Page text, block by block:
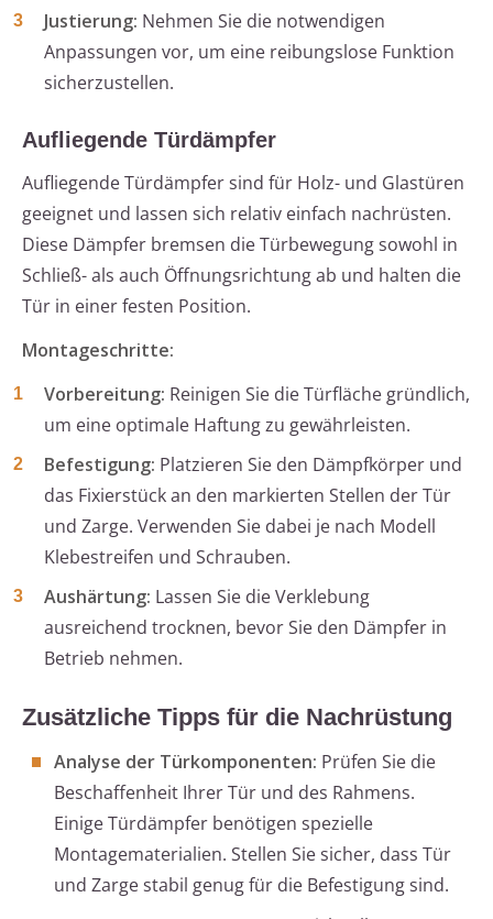
Justierung: Nehmen Sie die notwendigen
Anpassungen vor, um eine reibungslose Funktion
sicherzustellen.
Aufliegende Türdämpfer
Aufliegende Türdämpfer sind für Holz- und Glastüren
geeignet und lassen sich relativ einfach nachrüsten.
Diese Dämpfer bremsen die Türbewegung sowohl in
Schließ- als auch Öffnungsrichtung ab und halten die
Tür in einer festen Position.
Montageschritte:
Vorbereitung: Reinigen Sie die Türfläche gründlich,
um eine optimale Haftung zu gewährleisten.
Befestigung: Platzieren Sie den Dämpfkörper und
das Fixierstück an den markierten Stellen der Tür
und Zarge. Verwenden Sie dabei je nach Modell
Klebestreifen und Schrauben.
Aushärtung: Lassen Sie die Verklebung
ausreichend trocknen, bevor Sie den Dämpfer in
Betrieb nehmen.
Zusätzliche Tipps für die Nachrüstung
Analyse der Türkomponenten: Prüfen Sie die
Beschaffenheit Ihrer Tür und des Rahmens.
Einige Türdämpfer benötigen spezielle
Montagematerialien. Stellen Sie sicher, dass Tür
und Zarge stabil genug für die Befestigung sind.